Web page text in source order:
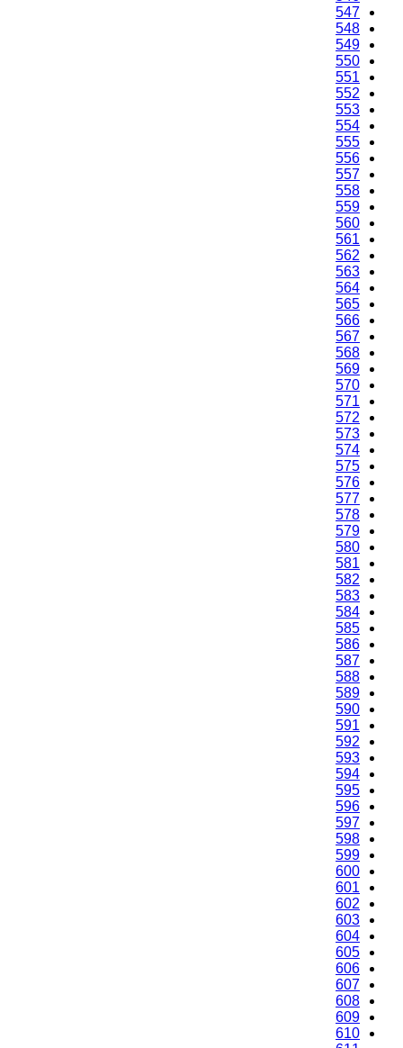
547
548
549
550
551
552
553
554
555
556
557
558
559
560
561
562
563
564
565
566
567
568
569
570
571
572
573
574
575
576
577
578
579
580
581
582
583
584
585
586
587
588
589
590
591
592
593
594
595
596
597
598
599
600
601
602
603
604
605
606
607
608
609
610